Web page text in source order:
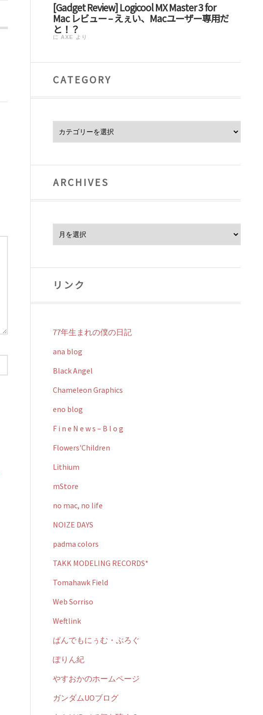
[Gadget Review] Logicool MX Master 3 for
Mac レビュー – えぇい、Macユーザー専用だ
と！？
に AXE より
CATEGORY
ARCHIVES
リンク
77年生まれの僕の日記
ana blog
Black Angel
Chameleon Graphics
eno blog
F i n e N e w s – B l o g
Flowers'Children
Lithium
mStore
no mac, no life
NOIZE DAYS
padma colors
TAKK MODELING RECORDS*
Tomahawk Field
Web Sorriso
Weftlink
ぱんでもにぅむ・ぶろぐ
ぽりん紀
やすおかのホームページ
ガンダムUOブログ